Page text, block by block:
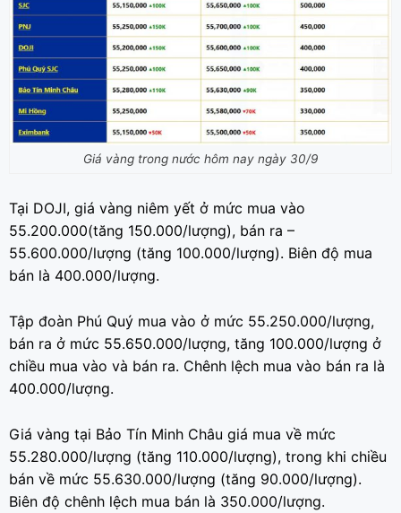
Giá vàng trong nước hôm nay ngày 30/9
Tại DOJI, giá vàng niêm yết ở mức mua vào
55.200.000(tăng 150.000/lượng), bán ra –
55.600.000/lượng (tăng 100.000/lượng). Biên độ mua
bán là 400.000/lượng.
Tập đoàn Phú Quý mua vào ở mức 55.250.000/lượng,
bán ra ở mức 55.650.000/lượng, tăng 100.000/lượng ở
chiều mua vào và bán ra. Chênh lệch mua vào bán ra là
400.000/lượng.
Giá vàng tại Bảo Tín Minh Châu giá mua về mức
55.280.000/lượng (tăng 110.000/lượng), trong khi chiều
bán về mức 55.630.000/lượng (tăng 90.000/lượng).
Biên độ chênh lệch mua bán là 350.000/lượng.